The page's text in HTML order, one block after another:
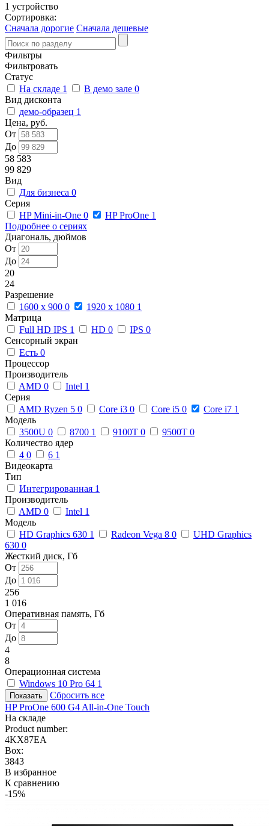
1 устройство
Сортировка:
Сначала дорогие Сначала дешевые
Фильтры
Фильтровать
Статус
На складе 1 В демо зале 0
Вид дисконта
демо-образец 1
Цена, руб.
От
До
58 583
99 829
Вид
Для бизнеса 0
Серия
HP Mini-in-One 0 HP ProOne 1
Подробнее о сериях
Диагональ, дюймов
От
До
20
24
Разрешение
1600 x 900 0 1920 x 1080 1
Матрица
Full HD IPS 1 HD 0 IPS 0
Сенсорный экран
Есть 0
Процессор
Производитель
AMD 0 Intel 1
Серия
AMD Ryzen 5 0 Core i3 0 Core i5 0 Core i7 1
Модель
3500U 0 8700 1 9100T 0 9500T 0
Количество ядер
4 0 6 1
Видеокарта
Тип
Интегрированная 1
Производитель
AMD 0 Intel 1
Модель
HD Graphics 630 1 Radeon Vega 8 0
UHD Graphics
630 0
Жесткий диск, Гб
От
До
256
1 016
Оперативная память, Гб
От
До
4
8
Операционная система
Windows 10 Pro 64 1
Сбросить все
HP ProOne 600 G4 All-in-One Touch
На складе
Product number:
4KX87EA
Box:
3843
В избранное
К сравнению
-15%